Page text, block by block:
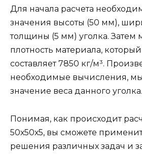
Для начала расчета
значения высоты (50 мм),
толщины (5 мм) уголка. Затем
плотность материала,
составляет 7850 кг/м³.
необходимые вычисления,
значение веса данного уголка.
Понимая, как происходит
50х50х5, вы сможете
решения различных задач и